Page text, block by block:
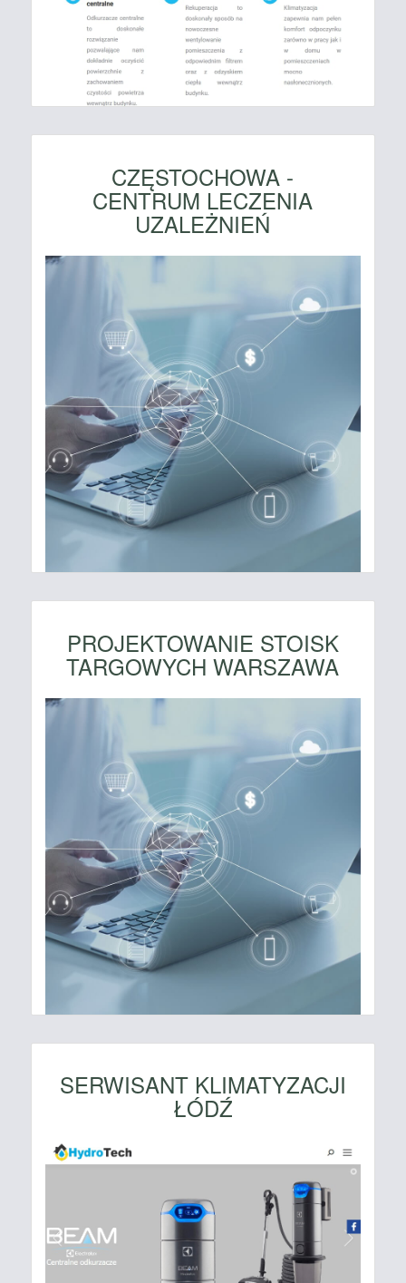
CZĘSTOCHOWA -
CENTRUM LECZENIA
UZALEŻNIEŃ
PROJEKTOWANIE STOISK
TARGOWYCH WARSZAWA
SERWISANT KLIMATYZACJI
ŁÓDŹ